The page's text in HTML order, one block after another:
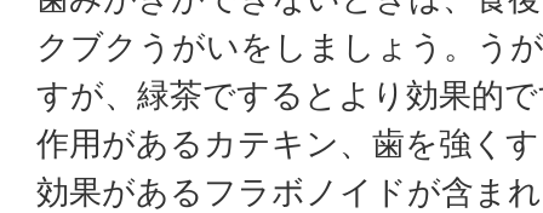
クブクうがいをしましょう。う
すが、緑茶でするとより効果的
作用があるカテキン、歯を強く
効果があるフラボノイドが含ま